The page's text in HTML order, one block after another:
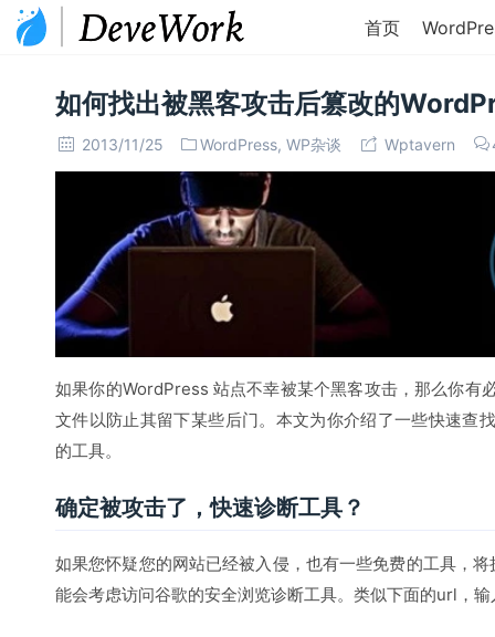
首页
如何找出被黑客攻击后篡改的
2013/11/25 WordPress,WP杂谈 Wptavern
如果你的WordPress 站点不幸被某个黑客攻击，那么你有
文件以防止其留下某些后门。本文为你介绍了一些快速查
的工具。
确定被攻击了，快速诊断工具？
如果您怀疑您的网站已经被入侵，也有一些免费的工具，
能会考虑访问谷歌的安全浏览诊断工具。类似下面的url，